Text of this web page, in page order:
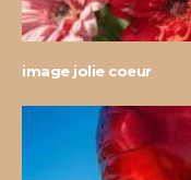
image jolie coeur